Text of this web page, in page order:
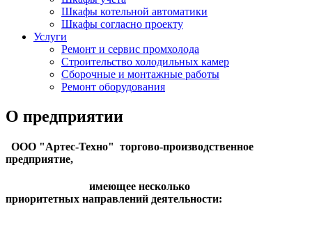
Шкафы котельной автоматики
Шкафы согласно проекту
Услуги
Ремонт и сервис промхолода
Строительство холодильных камер
Сборочные и монтажные работы
Ремонт оборудования
О предприятии
ООО "Артес-Техно" торгово-производственное
предприятие,
имеющее несколько
приоритетных направлений деятельности: